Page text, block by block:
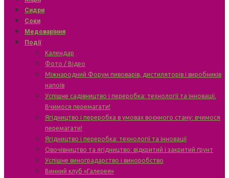
Сидри
Соки
Медоваріння
Події
Календар
Фото / Відео
Міжнародний Форум пивоварів, дистиляторів і виробників
напоїв
Успішне садівництво і переробка: технології та інновації.
Вчимося перемагати!
Ягідництво і переробка в умовах воєнного стану: вчимося
перемагати!
Ягідництво і переробка: технології та інновації
Овочівництво та ягідництво: відкритий і закритий ґрунт
Успішне виноградарство і виноробство
Винний клуб «Галерея»